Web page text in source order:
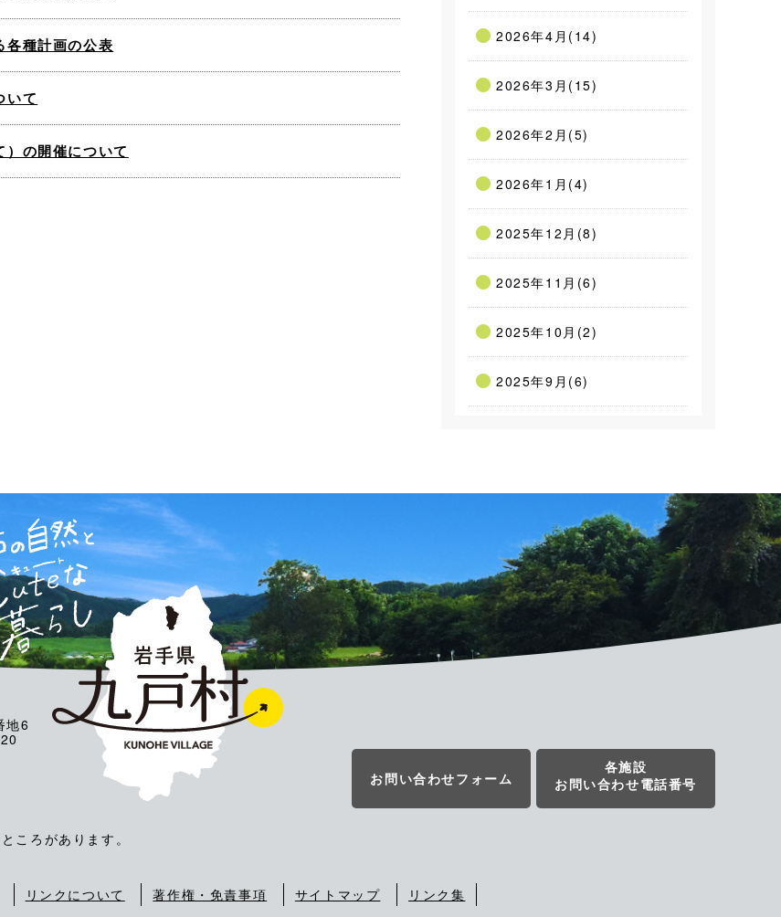
各種計画の公表
いて
の開催について
2026年4月(14)
2026年3月(15)
2026年2月(5)
2026年1月(4)
2025年12月(8)
2025年11月(6)
2025年10月(2)
2025年9月(6)
地6
ころがあります。
お問い合わせフォーム
各施設
お問い合わせ電話番号
リンクについて 著作権・免責事項 サイトマップ リンク集